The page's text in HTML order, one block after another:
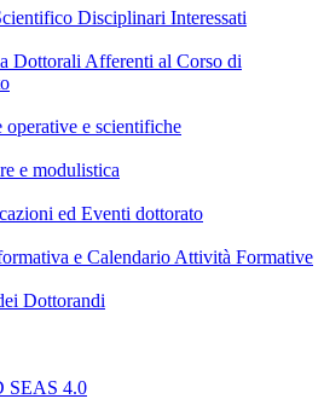
Disciplinari Interessati
Dottorali Afferenti al Corso di
operative e scientifiche
e modulistica
ed Eventi dottorato
e Calendario Attività Formative
Dottorandi
SEAS 4.0